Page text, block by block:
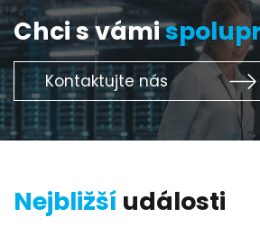
Chci s vámi
Kontaktujte nás
Nejbližšíudálosti